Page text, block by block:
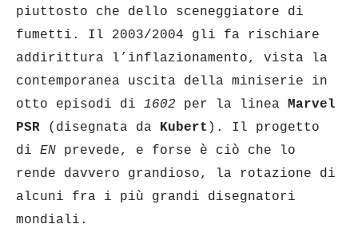
piuttosto che dello sceneggiatore di
fumetti. Il 2003/2004 gli fa rischiare
addirittura l’inflazionamento, vista la
contemporanea uscita della miniserie in
otto episodi di 1602 per la linea Marvel
PSR (disegnata da Kubert ). Il progetto
di EN prevede, e forse è ciò che lo
rende davvero grandioso, la rotazione di
alcuni fra i più grandi disegnatori
mondiali.